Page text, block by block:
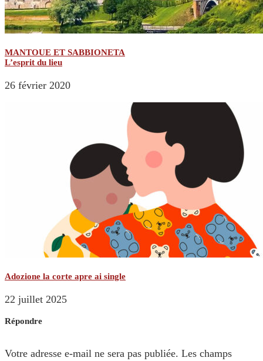
MANTOUE ET SABBIONETA
L’esprit du lieu
26 février 2020
Adozione la corte apre ai single
22 juillet 2025
Répondre
Votre adresse e-mail ne sera pas publiée. Les champs